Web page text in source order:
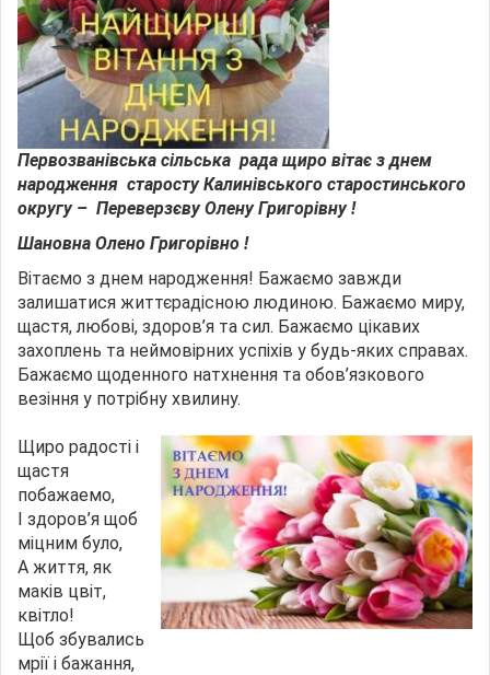
Первозванівська сільська рада щиро вітає з днем
народження старосту Калинівського старостинського
округу – Переверзєву Олену Григорівну!
Шановна Олено Григорівно !
Вітаємо з днем народження! Бажаємо завжди
залишатися життєрадісною людиною. Бажаємо миру,
щастя, любові, здоров’я та сил. Бажаємо цікавих
захоплень та неймовірних успіхів у будь-яких справах.
Бажаємо щоденного натхнення та обов’язкового
везіння у потрібну хвилину.
Щиро радості і
щастя
побажаемо,
І здоров’я щоб
міцним було,
А життя, як
маків цвіт,
квітло!
Щоб збувались
мрії і бажання,